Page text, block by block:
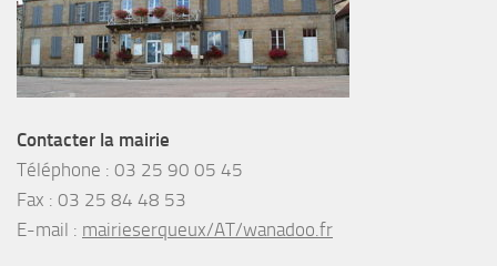
Contacter la mairie
Téléphone : 03 25 90 05 45
Fax : 03 25 84 48 53
E-mail : mairieserqueux/AT/wanadoo.fr